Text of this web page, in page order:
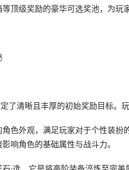
顶级奖励的豪华可选奖池，为玩
了清晰且丰厚的初始奖励目标。
色外观，满足玩家对于个性装
响角色的基础属性与战斗力。